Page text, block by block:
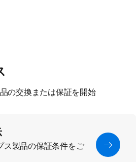
の交換または保証を開始
ス製品の保証条件をご